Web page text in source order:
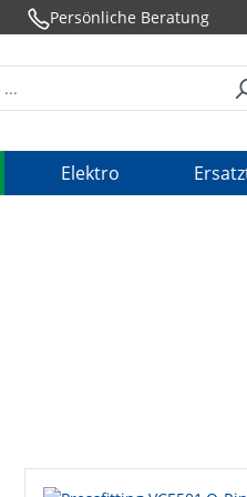
Persönliche Beratung
Elektro